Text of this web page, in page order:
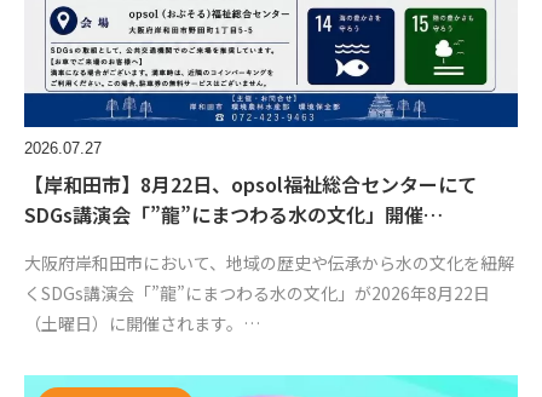
2026.07.27
【岸和田市】8月22日、opsol福祉総合センターにて
SDGs講演会「”龍”にまつわる水の文化」開催…
大阪府岸和田市において、地域の歴史や伝承から水の文化を紐解
くSDGs講演会「”龍”にまつわる水の文化」が2026年8月22日
（土曜日）に開催されます。…